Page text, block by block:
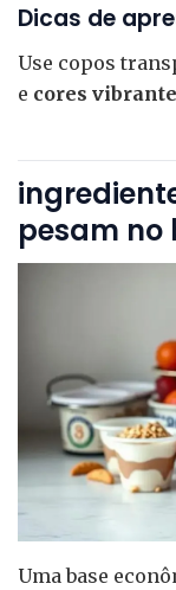
Dicas de
Use copos
e cores
pesam no
Uma base